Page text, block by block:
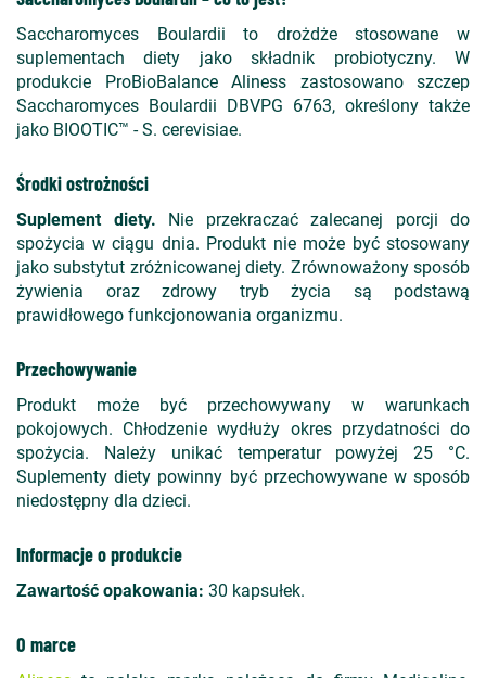
Saccharomyces Boulardii to drożdże stosowane w
suplementach diety jako składnik probiotyczny. W
produkcie ProBioBalance Aliness zastosowano szczep
Saccharomyces Boulardii DBVPG 6763, określony także
jako BIOOTIC™ - S. cerevisiae.
Środki ostrożności
Suplement diety. Nie przekraczać zalecanej porcji do
spożycia w ciągu dnia. Produkt nie może być stosowany
jako substytut zróżnicowanej diety. Zrównoważony sposób
żywienia oraz zdrowy tryb życia są podstawą
prawidłowego funkcjonowania organizmu.
Przechowywanie
Produkt może być przechowywany w warunkach
pokojowych. Chłodzenie wydłuży okres przydatności do
spożycia. Należy unikać temperatur powyżej 25 °C.
Suplementy diety powinny być przechowywane w sposób
niedostępny dla dzieci.
Informacje o produkcie
Zawartość opakowania: 30 kapsułek.
O marce